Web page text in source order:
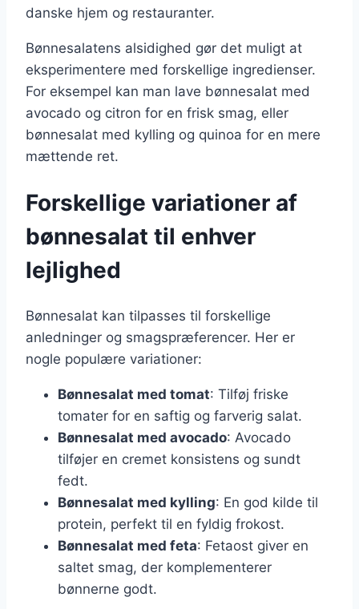
danske hjem og restauranter.
Bønnesalatens alsidighed gør det muligt at
eksperimentere med forskellige ingredienser.
For eksempel kan man lave bønnesalat med
avocado og citron for en frisk smag, eller
bønnesalat med kylling og quinoa for en mere
mættende ret.
Forskellige variationer af
bønnesalat til enhver
lejlighed
Bønnesalat kan tilpasses til forskellige
anledninger og smagspræferencer. Her er
nogle populære variationer:
Bønnesalat med tomat: Tilføj friske
tomater for en saftig og farverig salat.
Bønnesalat med avocado: Avocado
tilføjer en cremet konsistens og sundt
fedt.
Bønnesalat med kylling: En god kilde til
protein, perfekt til en fyldig frokost.
Bønnesalat med feta: Fetaost giver en
saltet smag, der komplementerer
bønnerne godt.